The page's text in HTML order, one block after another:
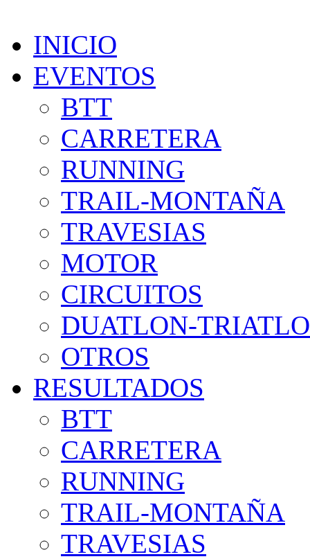
INICIO
EVENTOS
BTT
CARRETERA
RUNNING
TRAIL-MONTAÑA
TRAVESIAS
MOTOR
CIRCUITOS
DUATLON-
OTROS
RESULTADOS
BTT
CARRETERA
RUNNING
TRAIL-MONTAÑA
TRAVESIAS